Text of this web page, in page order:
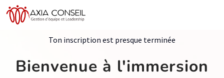
Ton inscription est presque terminée
Bienvenue à l'immersion